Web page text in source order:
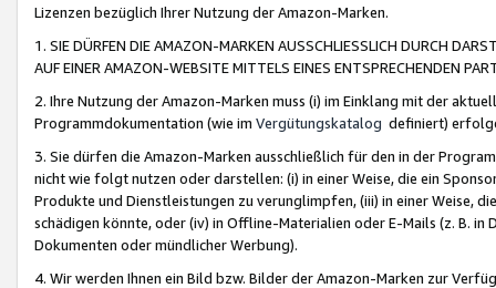
Lizenzen bezüglich Ihrer Nutzung der Amazon-Marken.
1. SIE DÜRFEN DIE AMAZON-MARKEN AUSSCHLIESSLICH DURCH
AUF EINER AMAZON-WEBSITE MITTELS EINES ENTSPRECHENDEN
2. Ihre Nutzung der Amazon-Marken muss (i) im Einklang mit der
Programmdokumentation (wie im Vergütungskatalog definiert)
3. Sie dürfen die Amazon-Marken ausschließlich für den in der
nicht wie folgt nutzen oder darstellen: (i) in einer Weise, die ein
Produkte und Dienstleistungen zu verunglimpfen, (iii) in einer Weise,
schädigen könnte, oder (iv) in Offline-Materialien oder E-Mails (z. B. in
Dokumenten oder mündlicher Werbung).
4. Wir werden Ihnen ein Bild bzw. Bilder der Amazon-Marken zur